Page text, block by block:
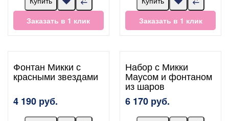
Заказать в 1 клик
Заказать в 1 клик
Фонтан Микки с
красными звездами
4 190 руб.
Набор с Микки
Маусом и фонтаном
из шаров
6 170 руб.